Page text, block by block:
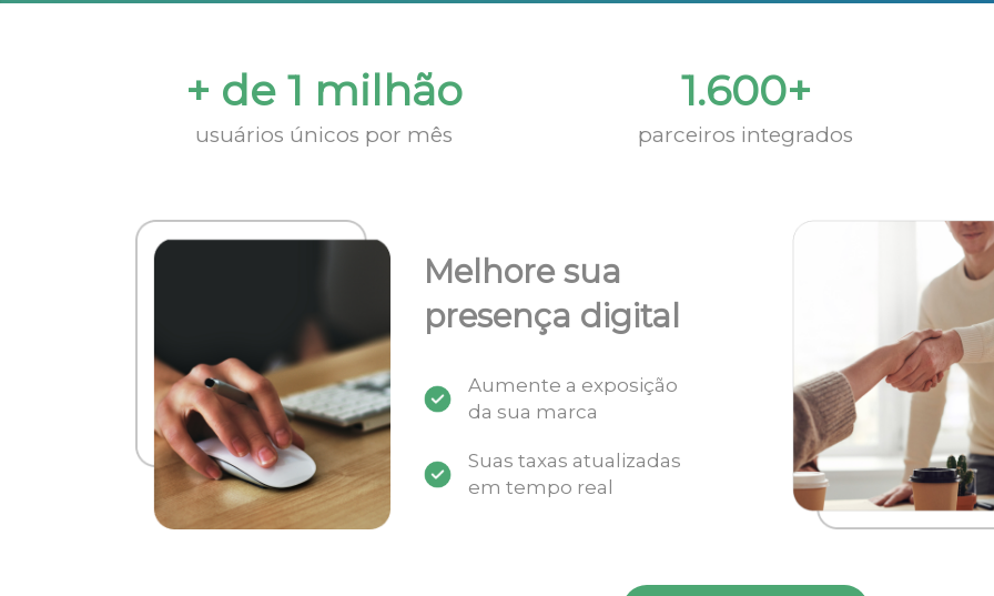
+ de 1 milhão
usuários únicos por mês
1.600+
parceiros integrados
Melhore sua
presença digital
Aumente a exposição
da sua marca
Suas taxas atualizadas
em tempo real